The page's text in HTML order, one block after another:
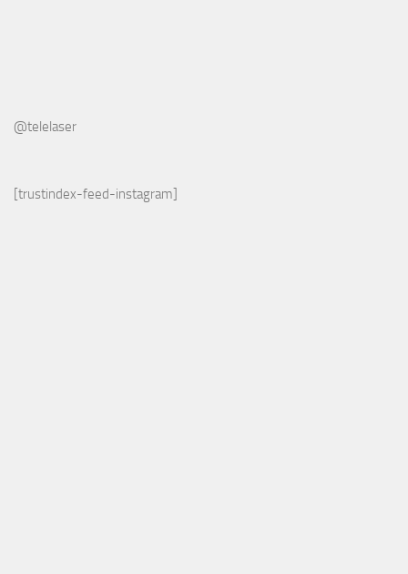
@telelaser
[trustindex-feed-instagram]